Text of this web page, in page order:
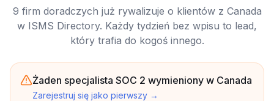
9 firm doradczych już rywalizuje o klientów z Canada
w ISMS Directory. Każdy tydzień bez wpisu to lead,
który trafia do kogoś innego.
Żaden specjalista SOC 2 wymieniony w Canada
Zarejestruj się jako pierwszy →